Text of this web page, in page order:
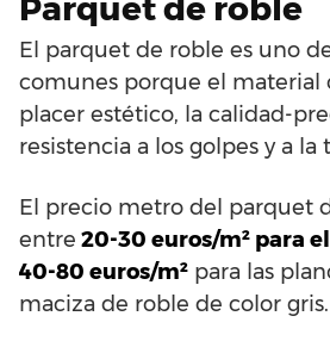
El parquet de roble es uno
comunes porque el material
placer estético, la calidad-
resistencia a los golpes y a la
El precio metro del parquet
entre 20-30 euros/m² para
40-80 euros/m² para las
maciza de roble de color gris.